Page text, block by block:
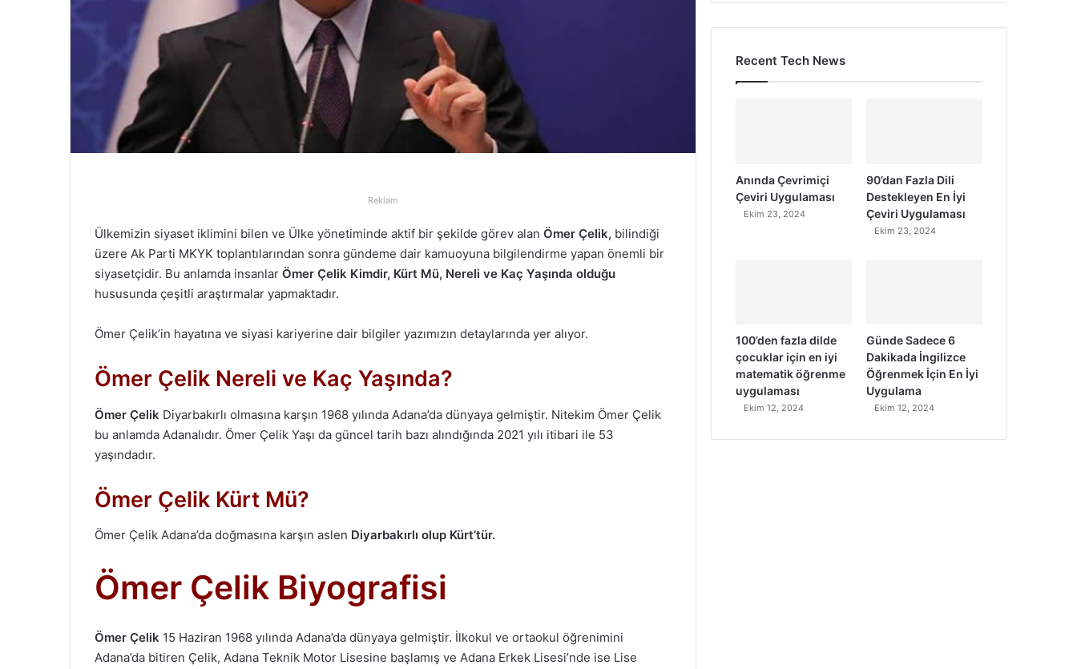
r
Reklam
Ülkemizin siyaset iklimini bilen ve Ülke yönetiminde aktif bir şekilde görev alan Ömer Çelik, bilindiği
üzere Ak Parti MKYK toplantılarından sonra gündeme dair kamuoyuna bilgilendirme yapan önemli bir
siyasetçidir. Bu anlamda insanlar Ömer Çelik Kimdir, Kürt Mü, Nereli ve Kaç Yaşında olduğu
hususunda çeşitli araştırmalar yapmaktadır.
Ömer Çelik’in hayatına ve siyasi kariyerine dair bilgiler yazımızın detaylarında yer alıyor.
Ömer Çelik Nereli ve Kaç Yaşında?
Ömer Çelik Diyarbakırlı olmasına karşın 1968 yılında Adana’da dünyaya gelmiştir. Nitekim Ömer Çelik
bu anlamda Adanalıdır. Ömer Çelik Yaşı da güncel tarih bazı alındığında 2021 yılı itibari ile 53
yaşındadır.
Ömer Çelik Kürt Mü?
Ömer Çelik Adana’da doğmasına karşın aslen Diyarbakırlı olup Kürt’tür.
Ömer Çelik Biyografisi
Ömer Çelik 15 Haziran 1968 yılında Adana’da dünyaya gelmiştir. İlkokul ve ortaokul öğrenimini
Adana’da bitiren Çelik, Adana Teknik Motor Lisesine başlamış ve Adana Erkek Lisesi’nde ise Lise
Recent Tech News
Anında Çevrimiçi
Çeviri Uygulaması
Ekim 23, 2024
90’dan Fazla Dili
Destekleyen En İyi
Çeviri Uygulaması
Ekim 23, 2024
100’den fazla dilde
çocuklar için en iyi
matematik öğrenme
uygulaması
Ekim 12, 2024
Günde Sadece 6
Dakikada İngilizce
Öğrenmek İçin En İyi
Uygulama
Ekim 12, 2024